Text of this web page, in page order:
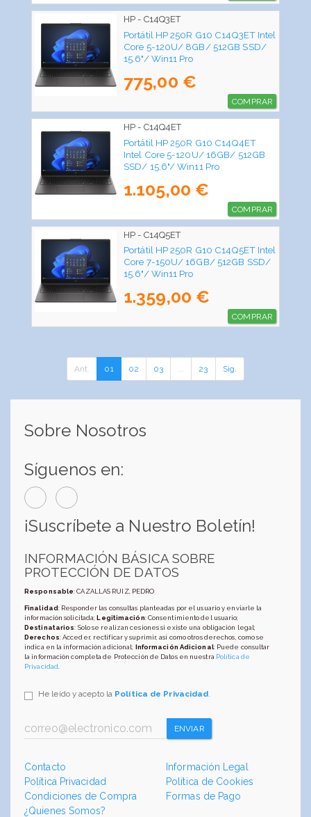
HP - C14Q3ET
Portátil HP 250R G10 C14Q3ET Intel
Core 5-120U/ 8GB/ 512GB SSD/
15.6"/ Win11 Pro
775,00 €
COMPRAR
HP - C14Q4ET
Portátil HP 250R G10 C14Q4ET
Intel Core 5-120U/ 16GB/ 512GB
SSD/ 15.6"/ Win11 Pro
1.105,00 €
COMPRAR
HP - C14Q5ET
Portátil HP 250R G10 C14Q5ET Intel
Core 7-150U/ 16GB/ 512GB SSD/
15.6"/ Win11 Pro
1.359,00 €
COMPRAR
Ant. 01 02 03 ... 23 Sig.
Sobre Nosotros
Síguenos en:
¡Suscríbete a Nuestro Boletín!
INFORMACIÓN BÁSICA SOBRE
PROTECCIÓN DE DATOS
Responsable: CAZALLAS RUIZ, PEDRO
Finalidad: Responder las consultas planteadas por el usuario y enviarle la
información solicitada;Legitimación: Consentimiento del usuario;
Destinatarios: Solo se realizan cesiones si existe una obligación legal;
Derechos: Acceder, rectificar y suprimir, así como otros derechos, como se
indica en la información adicional; Información Adicional: Puede consultar
la información completa de Protección de Datos en nuestra Política de
Privacidad
He leído y acepto la Política de Privacidad.
ENVIAR
Contacto
Información Legal
Política Privacidad
Política de Cookies
Condiciones de Compra
Formas de Pago
¿Quienes Somos?